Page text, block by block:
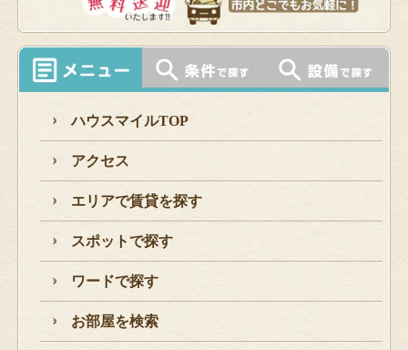
ハウスマイルTOP
アクセス
エリアで賃貸を探す
スポットで探す
ワードで探す
お部屋を検索